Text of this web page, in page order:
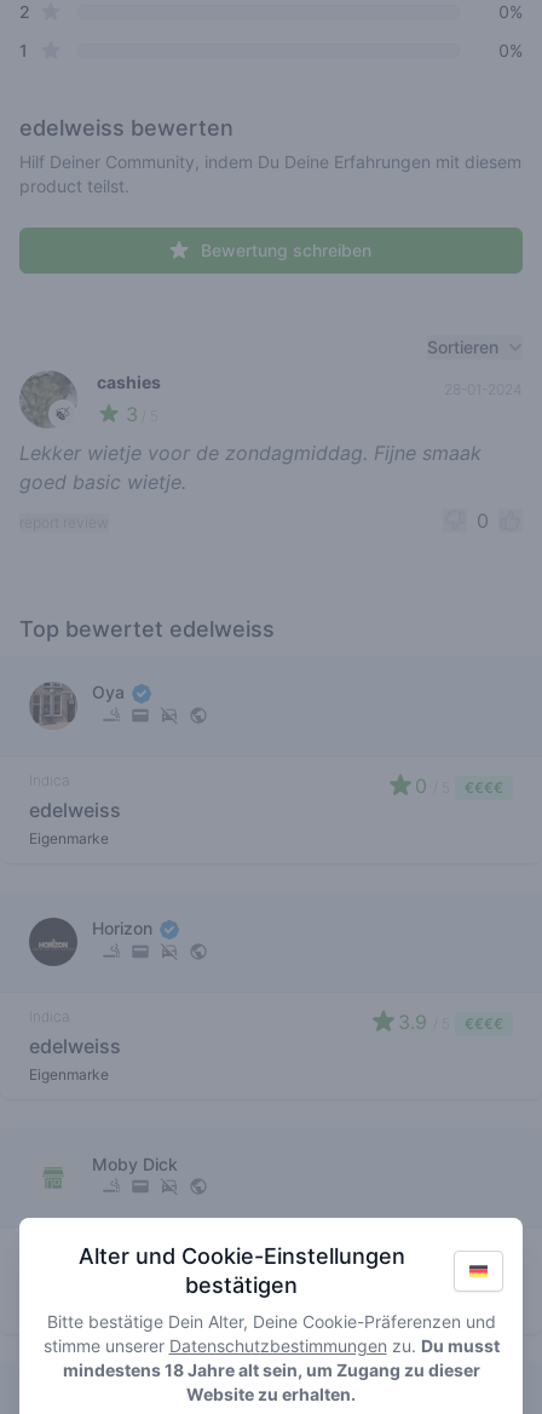
2
0%
1
0%
edelweiss bewerten
Hilf Deiner Community, indem Du Deine Erfahrungen mit diesem
product teilst.
Bewertung schreiben
Sortieren
🍃
cashies
3
Lekker wietje voor de zondagmiddag. Fijne smaak
goed basic wietje.
0
Top bewertet edelweiss
Oya
Indica
edelweiss
Eigenmarke
0 €€€€
Horizon
Indica
edelweiss
Eigenmarke
3.9 €€€€
Moby Dick
3.2 €€€€
De Blikken Deur
Alter und Cookie-Einstellungen
bestätigen
Bitte bestätige Dein Alter, Deine Cookie-Präferenzen und
stimme unserer Datenschutzbestimmungen zu. Du musst
mindestens 18 Jahre alt sein, um Zugang zu dieser
Website zu erhalten.